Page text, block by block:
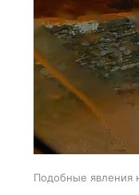
Подобные явления